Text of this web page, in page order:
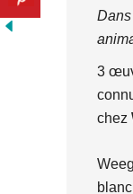
Dans
3
chez